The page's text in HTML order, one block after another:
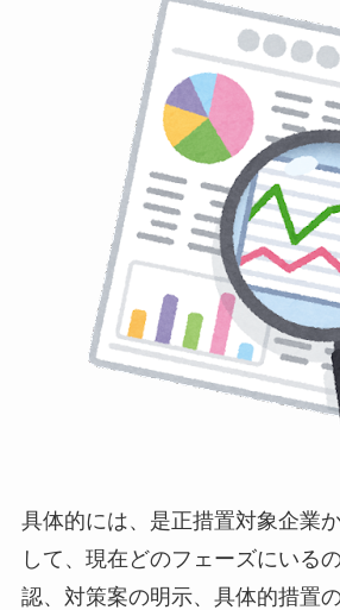
具体的には、是正措置対象企業
して、現在どのフェーズにいる
認、対策案の明示、具体的措置